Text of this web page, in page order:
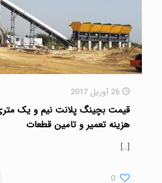
26 آوریل 2017
قیمت بچینگ پلانت نیم و یک
هزینه تعمیر و تامین قطعات
[…]
0